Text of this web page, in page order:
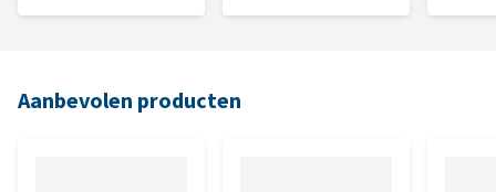
Aanbevolen producten